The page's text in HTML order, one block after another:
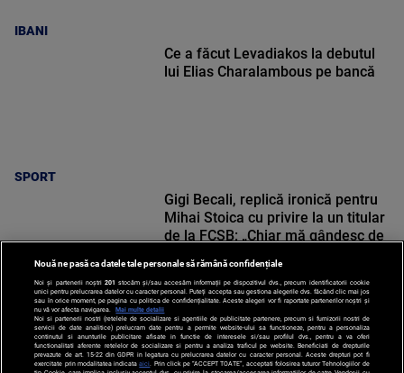
IBANI
SPORT
Ce a făcut Levadiakos la debutul
lui Elias Charalambous pe bancă
SPORT
Gigi Becali, replică ironică pentru
Mihai Stoica cu privire la un titular
de la FCSB: „Chiar mă gândesc de
Nouă ne pasă ca datele tale personale să rămână confidențiale
Noi și partenerii noștri 201 stocăm și/sau accesăm informații pe dispozitivul dvs., precum identificatorii cookie
unici pentru prelucrarea datelor cu caracter personal. Puteți accepta sau gestiona alegerile dvs. făcând clic mai jos
sau în orice moment, pe pagina cu politica de confidențialitate. Aceste alegeri vor fi raportate partenerilor noștri și
nu vă vor afecta navigarea.
Mai multe detalii
Noi si partenerii nostri (retelele de socializare si agentiile de publicitate partenere, precum si furnizorii nostri de
servicii de date analitice) prelucram date pentru a permite website-ului sa functioneze, pentru a personaliza
continutul si anunturile publicitare afisate in functie de interesele si/sau profilul dvs., pentru a va oferi
functionalitati aferente retelelor de socializare si pentru a analiza traficul pe website. Beneficiati de drepturile
prevazute de art. 15-22 din GDPR in legatura cu prelucrarea datelor cu caracter personal. Aceste drepturi pot fi
exercitate prin modalitatea indicataaici . Prin click pe “ACCEPT TOATE”, acceptati folosirea tuturor Tehnologiilor de